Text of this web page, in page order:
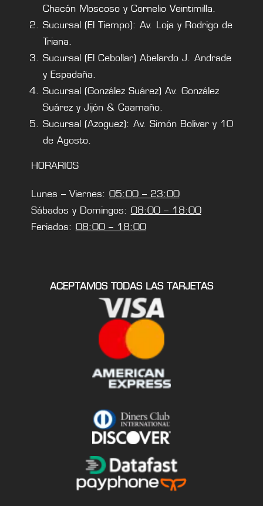
Chacón Moscoso y Cornelio Veintimilla.
Sucursal (El Tiempo): Av. Loja y Rodrigo de
Triana.
Sucursal (El Cebollar) Abelardo J. Andrade
y Espadaña.
Sucursal (González Suárez) Av. González
Suárez y Jijón & Caamaño.
Sucursal (Azoguez): Av. Simón Bolivar y 10
de Agosto.
HORARIOS
Lunes – Viernes: 05:00 – 23:00
Sábados y Domingos: 08:00 – 18:00
Feriados: 08:00 – 18:00
ACEPTAMOS TODAS LAS TARJETAS